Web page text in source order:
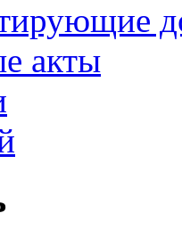
акты